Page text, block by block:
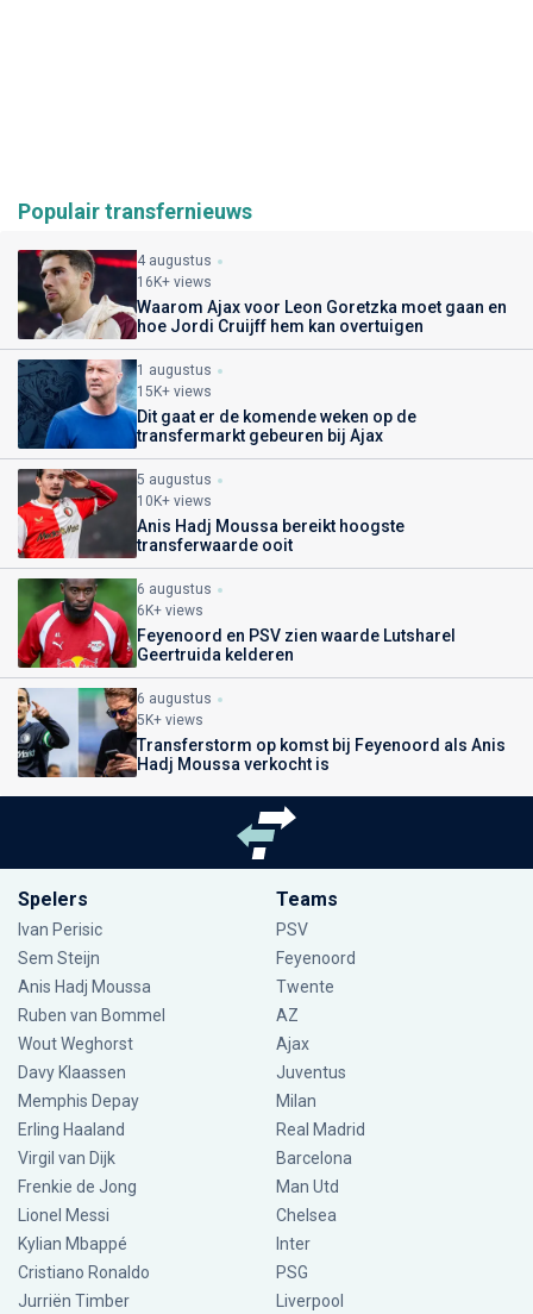
Populair transfernieuws
4 augustus
16K+ views
Waarom Ajax voor Leon Goretzka moet gaan en
hoe Jordi Cruijff hem kan overtuigen
1 augustus
15K+ views
Dit gaat er de komende weken op de
transfermarkt gebeuren bij Ajax
5 augustus
10K+ views
Anis Hadj Moussa bereikt hoogste
transferwaarde ooit
6 augustus
6K+ views
Feyenoord en PSV zien waarde Lutsharel
Geertruida kelderen
6 augustus
5K+ views
Transferstorm op komst bij Feyenoord als Anis
Hadj Moussa verkocht is
Spelers
Ivan Perisic
Sem Steijn
Anis Hadj Moussa
Ruben van Bommel
Wout Weghorst
Davy Klaassen
Memphis Depay
Erling Haaland
Virgil van Dijk
Frenkie de Jong
Lionel Messi
Kylian Mbappé
Cristiano Ronaldo
Jurriën Timber
Teams
PSV
Feyenoord
Twente
AZ
Ajax
Juventus
Milan
Real Madrid
Barcelona
Man Utd
Chelsea
Inter
PSG
Liverpool